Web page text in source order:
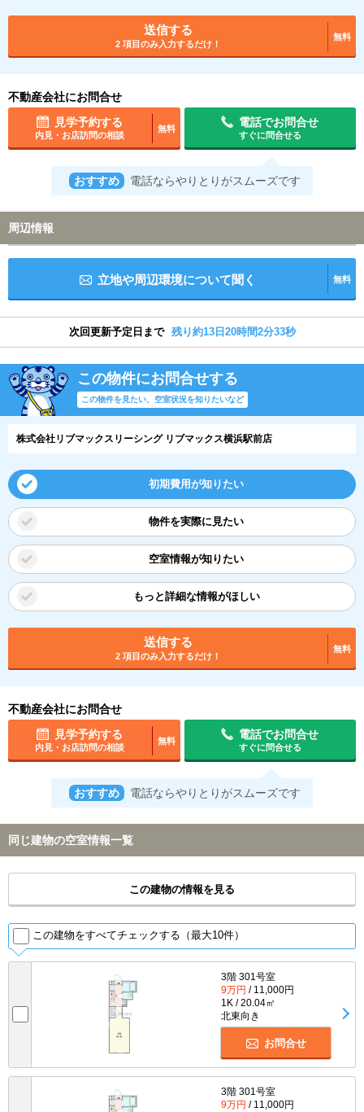
送信する
2 項目のみ入力するだけ！
無料
不動産会社にお問合せ
見学予約する
内見・お店訪問の相談
無料
電話でお問合せ
すぐに問合せる
おすすめ 電話ならやりとりがスムーズです
周辺情報
立地や周辺環境について聞く 無料
次回更新予定日まで 残り約13日20時間2分33秒
この物件にお問合せする
この物件を見たい、空室状況を知りたいなど
株式会社リブマックスリーシング リブマックス横浜駅前店
初期費用が知りたい
物件を実際に見たい
空室情報が知りたい
もっと詳細な情報がほしい
送信する
2 項目のみ入力するだけ！
無料
不動産会社にお問合せ
見学予約する
内見・お店訪問の相談
無料
電話でお問合せ
すぐに問合せる
おすすめ 電話ならやりとりがスムーズです
同じ建物の空室情報一覧
この建物の情報を見る
この建物をすべてチェックする（最大10件）
3階 301号室
9万円 / 11,000円
1K / 20.04㎡
北東向き
お問合せ
3階 301号室
9万円 / 11,000円